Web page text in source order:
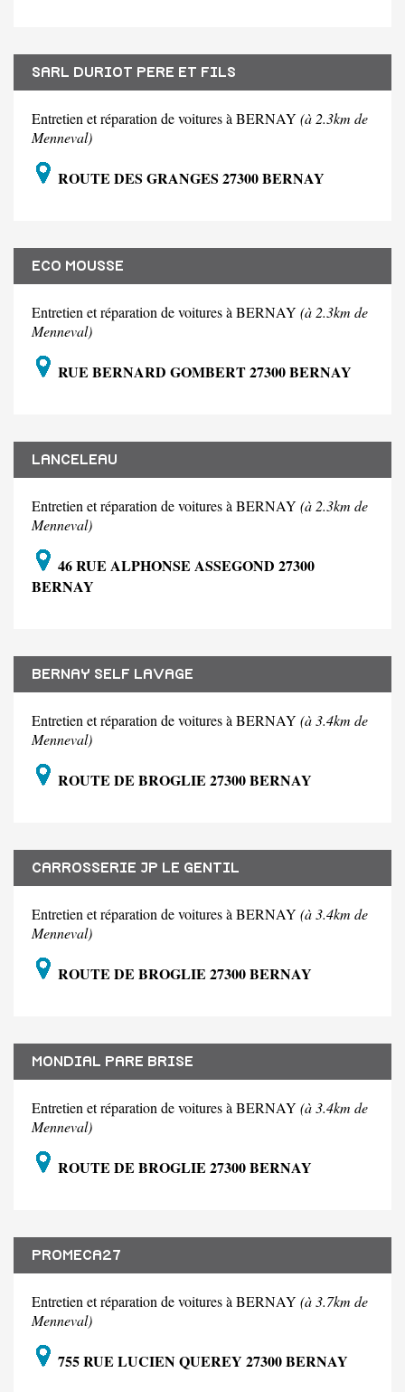
SARL DURIOT PERE ET FILS
Entretien et réparation de voitures à BERNAY (à 2.3km de
Menneval)
ROUTE DES GRANGES 27300 BERNAY
ECO MOUSSE
Entretien et réparation de voitures à BERNAY (à 2.3km de
Menneval)
RUE BERNARD GOMBERT 27300 BERNAY
LANCELEAU
Entretien et réparation de voitures à BERNAY (à 2.3km de
Menneval)
46 RUE ALPHONSE ASSEGOND 27300
BERNAY
BERNAY SELF LAVAGE
Entretien et réparation de voitures à BERNAY (à 3.4km de
Menneval)
ROUTE DE BROGLIE 27300 BERNAY
CARROSSERIE JP LE GENTIL
Entretien et réparation de voitures à BERNAY (à 3.4km de
Menneval)
ROUTE DE BROGLIE 27300 BERNAY
MONDIAL PARE BRISE
Entretien et réparation de voitures à BERNAY (à 3.4km de
Menneval)
ROUTE DE BROGLIE 27300 BERNAY
PROMECA27
Entretien et réparation de voitures à BERNAY (à 3.7km de
Menneval)
755 RUE LUCIEN QUEREY 27300 BERNAY